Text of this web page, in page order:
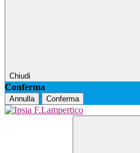
Chiudi
Conferma
Annulla Conferma